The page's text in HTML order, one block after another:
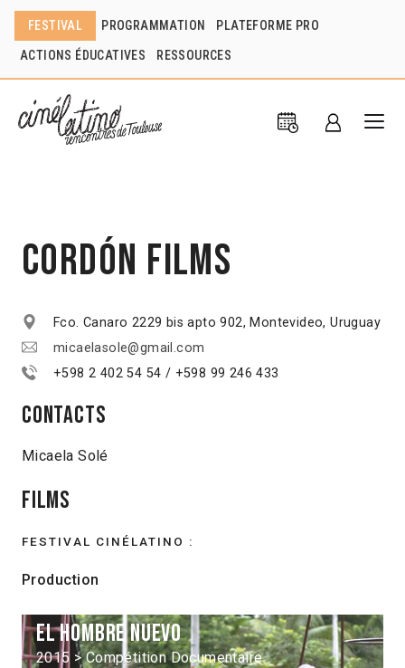
FESTIVAL PROGRAMMATION PLATEFORME PRO
ACTIONS ÉDUCATIVES RESSOURCES
Cordón Films
Fco. Canaro 2229 bis apto 902, Montevideo, Uruguay
micaelasole@gmail.com
+598 2 402 54 54 / +598 99 246 433
Contacts
Micaela Solé
Films
FESTIVAL CINÉLATINO :
Production
El Hombre nuevo
2015 > Compétition Documentaire